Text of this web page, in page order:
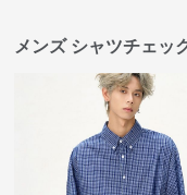
メンズ シャツチェッ